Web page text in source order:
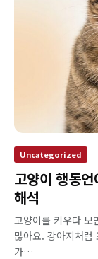
Uncategorized
고양이 행동
해석
고양이를 키우다 보
많아요. 강아지처럼
가…